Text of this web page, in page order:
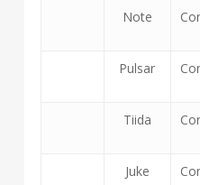
Note
Pulsar
Tiida
Juke